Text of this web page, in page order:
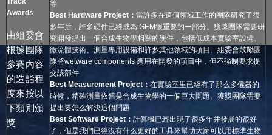
Awards
由組委會
根據團隊
參賽內容
的造詣程
度來按以
下類別頒
獎
等
Best Hardware Project ： 當許多在這個領域工作的團隊研究了很
多年后，許多硬件已經成為iGEM很重要的一部分。獲獎團隊需要研
究開發提出一個合成生物學相關的硬件，包括低成本實驗室設備、
微流體技術、測量專用設備和許多其他領域的項目。組委會鼓勵團
隊將wetware components 應用在開發的項目中，但不強制要求提
交該部件
Best Measurement Project ： 在實驗室里已經有了那么多儀器的
時候，精確測量依舊是合成生物學的一個巨大問題。獲獎團隊需要
提出要怎么解決這個問題
Best Software Project ： 計算機已經出現了很多年并發展的很好
了，但是我們已經沒有什么更好的工具來幫助大家可以用標準生物